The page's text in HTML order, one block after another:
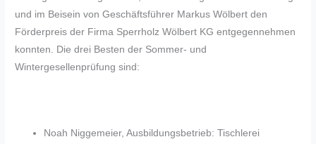
und im Beisein von Geschäftsführer Markus Wölbert den
Förderpreis der Firma Sperrholz Wölbert KG entgegennehmen
konnten. Die drei Besten der Sommer- und
Wintergesellenprüfung sind:
Noah Niggemeier, Ausbildungsbetrieb: Tischlerei